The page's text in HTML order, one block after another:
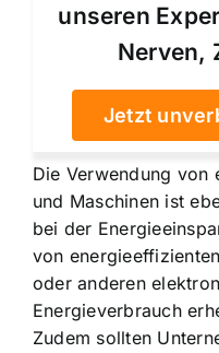
unseren
Nerven,
Jetzt
Die Verwendung von
und Maschinen ist
bei der
von
oder anderen
Energieverbrauch
Zudem sollten